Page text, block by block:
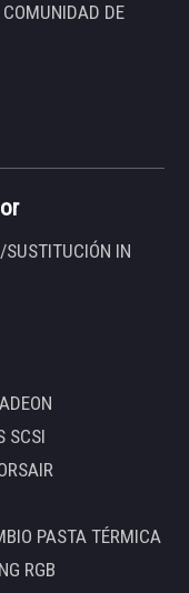
DE
SUSTITUCIÓN IN
SCSI
PASTA TÉRMICA
RGB